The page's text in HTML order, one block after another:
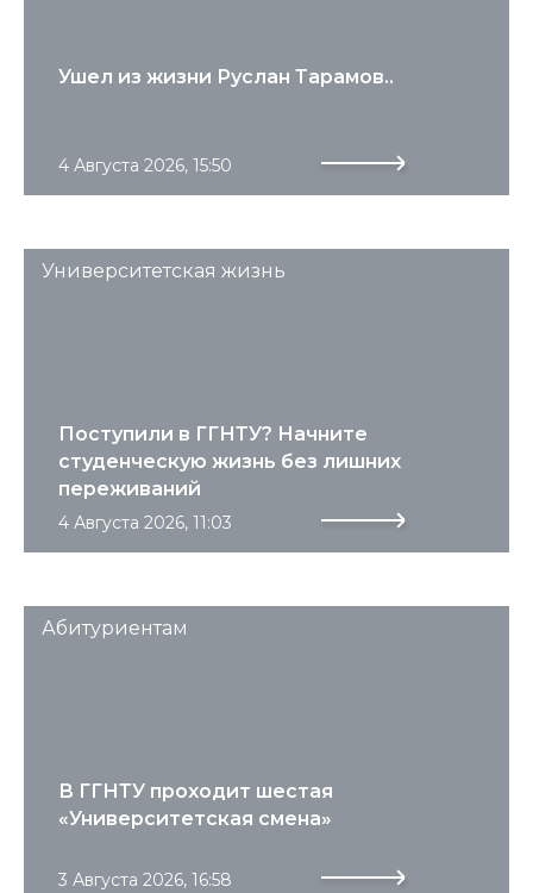
4 Августа 2026, 15:50
Ушел из жизни Руслан Тарамов..
Университетская жизнь
4 Августа 2026, 11:03
Поступили в ГГНТУ? Начните
студенческую жизнь без лишних
переживаний
Абитуриентам
3 Августа 2026, 16:58
В ГГНТУ проходит шестая
«Университетская смена»